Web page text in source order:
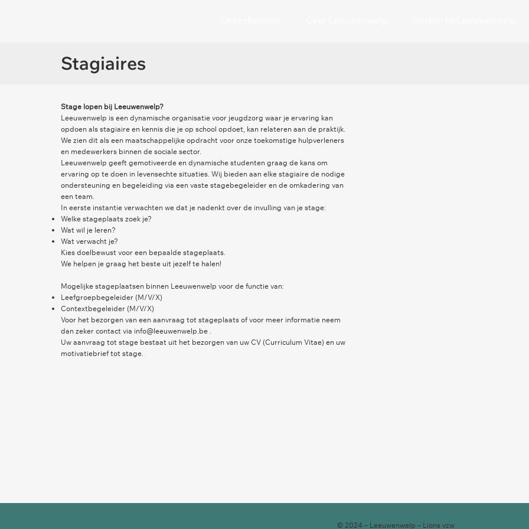
Stagiaires
Stage lopen bij Leeuwenwelp?
Leeuwenwelp is een dynamische organisatie voor jeugdzorg waar je ervaring kan
opdoen als stagiaire en kennis die je op school opdoet, kan relateren aan de praktijk.
We zien dit als een maatschappelijke opdracht voor onze toekomstige hulpverleners
en medewerkers binnen de sociale sector.
Leeuwenwelp geeft gemotiveerde en dynamische studenten graag de kans om
ervaring op te doen in levensechte situaties. Wij bieden aan elke stagiaire de nodige
ondersteuning en begeleiding via een vaste stagebegeleider en de omkadering van
een team.
In eerste instantie verwachten we dat je nadenkt over de invulling van je stage:
Welke stageplaats zoek je?
Wat wil je leren?
Wat verwacht je?
Kies doelbewust voor een bepaalde stageplaats.
We helpen je graag het beste uit jezelf te halen!
Mogelijke stageplaatsen binnen Leeuwenwelp voor de functie van:
Leefgroepbegeleider (M/V/X)
Contextbegeleider (M/V/X)
Voor het bezorgen van een aanvraag tot stageplaats of voor meer informatie neem
dan zeker contact via info@leeuwenwelp.be .
Uw aanvraag tot stage bestaat uit het bezorgen van uw CV (Curriculum Vitae) en uw
motivatiebrief tot stage.
© 2024 – Leeuwenwelp – Lions vzw